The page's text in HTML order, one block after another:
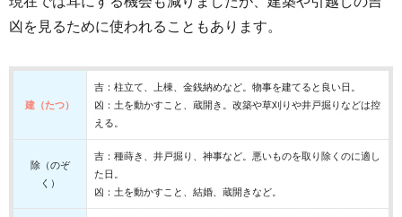
凶を見るために使われることもあります。
建（たつ）
吉：柱立て、上棟、金銭納めなど。物事を建てると良い日。
凶：土を動かすこと、蔵開き。改築や草刈りや井戸掘りなどは控
える。
除（のぞ
く）
吉：種蒔き、井戸掘り、神事など。悪いものを取り除くのに適し
た日。
凶：土を動かすこと、結婚、蔵開きなど。